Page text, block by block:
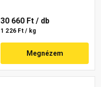
30 660 Ft / db
1 226 Ft / kg
Megnézem